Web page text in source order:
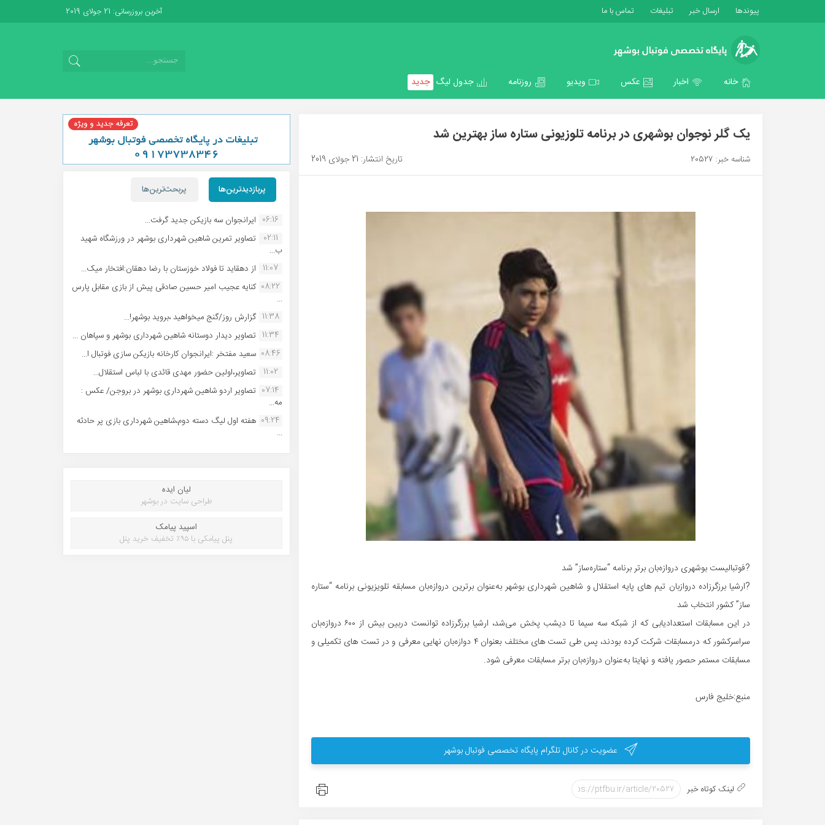
پیوندها ارسال خبر تبلیغات تماس با ما آخرین بروزرسانی: 21 جولای 2019
خانه اخبار عکس ویدیو روزنامه جدول لیگ جدید
یک گلر نوجوان بوشهری در برنامه تلوزیونی ستاره ساز بهترین شد
شناسه خبر: 20527 تاریخ انتشار: 21 جولای 2019
?فوتبالیست بوشهری دروازه‌بان برتر برنامه “ستاره‌ساز” شد
?ارشیا برزگرزاده دروازبان تیم های پایه استقلال و شاهین شهرداری بوشهر به‌عنوان برترین دروازه‌بان مسابقه تلویزیونی برنامه “ستاره
ساز” کشور انتخاب شد
در این مسابقات استعدادیابی که از شبکه سه سیما تا دیشب پخش می‌شد، ارشیا برزگرزاده توانست دربین بیش از ۶۰۰ دروازه‌بان
سراسرکشور که درمسابقات شرکت کرده بودند، پس طی تست های مختلف بعنوان ۴ دوازه‌بان نهایی معرفی و در تست های تکمیلی و
مسابقات مستمر حصور یافته و نهایتا به‌عنوان دروازه‌بان برتر مسابقات معرفی شود.
منبع:خلیج فارس
عضویت در کانال تلگرام پایگاه تخصصی فوتبال بوشهر
لینک کوتاه خبر
پربازدیدترین‌ها پربحث‌ترین‌ها
06:16 ایرانجوان سه بازیکن جدید گرفت...
02:11
تصاویر تمرین شاهین شهردارى بوشهر در ورزشگاه شهید
ب...
11:07 از دهقاید تا فولاد خوزستان با رضا دهقان:افتخار میک...
08:22 کنایه عجیب امیر حسین صادقی پیش از بازی مقابل پارس
...
11:38 گزارش روز/گنج میخواهید ،بروید بوشهر!...
11:34 تصاویر دیدار دوستانه شاهین شهردارى بوشهر و سپاهان ...
08:46 سعید مفتخر :ایرانجوان کارخانه بازیکن سازی فوتبال ا...
11:02
تصاویر،اولین حضور مهدی قائدی با لباس استقلال...
07:14 تصاویر اردو شاهین شهرداری بوشهر در بروجن/ عکس :
مه...
09:24 هفته اول لیگ دسته دوم،شاهین شهرداری بازی پر حادثه
...
لیان ایده
طراحی سایت در بوشهر
اسپید پیامک
پنل پیامکی با ۹۵٪ تخفیف خرید پنل